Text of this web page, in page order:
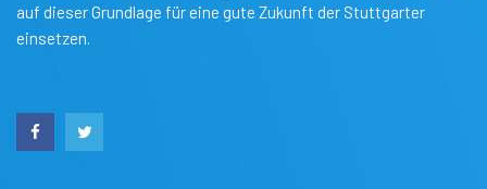
auf dieser Grundlage für eine gute Zukunft der Stuttgarter
einsetzen.